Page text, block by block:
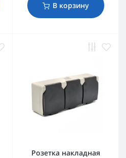
В корзину
Розетка накладная